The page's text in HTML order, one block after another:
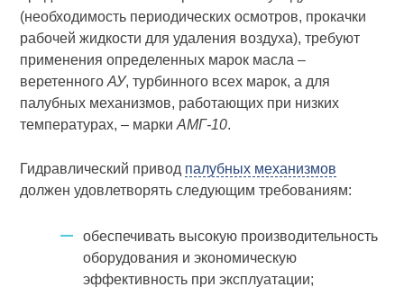
(необходимость периодических осмотров, прокачки
рабочей жидкости для удаления воздуха), требуют
применения определенных марок масла –
веретенногоАУ, турбинного всех марок, а для
палубных механизмов, работающих при низких
температурах, – маркиАМГ-10.
Гидравлический привод палубных механизмов
должен удовлетворять следующим требованиям:
обеспечивать высокую производительность
оборудования и экономическую
эффективность при эксплуатации;